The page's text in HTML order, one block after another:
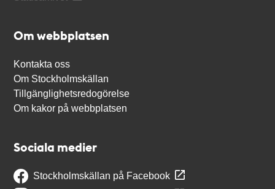
Om webbplatsen
Kontakta oss
Om Stockholmskällan
Tillgänglighetsredogörelse
Om kakor på webbplatsen
Sociala medier
Stockholmskällan på Facebook